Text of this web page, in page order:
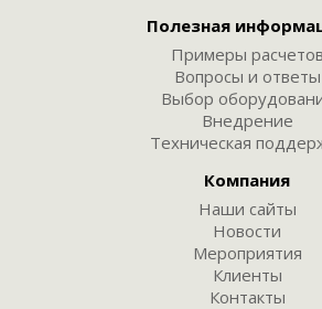
Полезная
Примеры расчетов
Вопросы и ответы
Выбор
Внедрение
Техническая
Компания
Наши сайты
Новости
Мероприятия
Клиенты
Контакты